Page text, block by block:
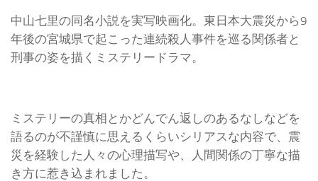
中山七里の同名小説を実写映画化。東日本大震災から9
年後の宮城県で起こった連続殺人事件を巡る関係者と
刑事の姿を描くミステリードラマ。
ミステリーの真相とかどんでん返しのあるなしなどを
語るのが不謹慎に思えるくらいシリアスな内容で、震
災を経験した人々の心理描写や、人間関係の丁寧な描
き方に惹き込まれました。